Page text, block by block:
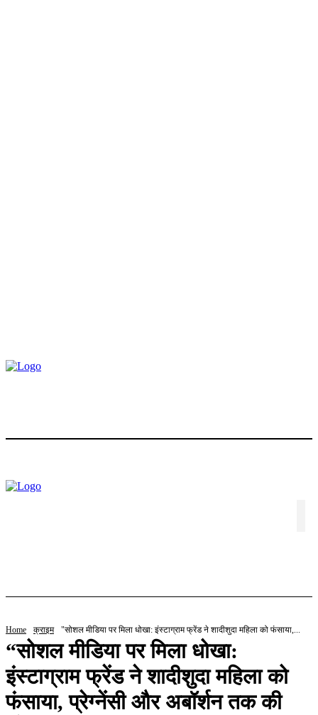
Home क्राइम "सोशल मीडिया पर मिला धोखा: इंस्टाग्राम फ्रेंड ने शादीशुदा महिला को फंसाया,...
“सोशल मीडिया पर मिला धोखा:
इंस्टाग्राम फ्रेंड ने शादीशुदा महिला को
फंसाया, प्रेग्नेंसी और अबॉर्शन तक की